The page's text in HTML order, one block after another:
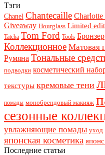
Тэги
Chanel Chantecaille
Giveaway Hourglass Limited
Tatcha Tom Ford Tools Бронзер
Коллекционное Матовая
Румяна Тональные
подводки косметический
текстуры кремовые тени
помады монобрендовый макияж
сезонные
увлажняющие помады уход
японская косметика
Последние статьи